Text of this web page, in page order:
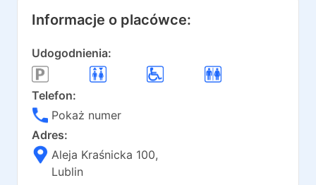
Informacje o placówce:
Udogodnienia:
Telefon:
Pokaż numer
Adres:
Aleja Kraśnicka 100,
Lublin